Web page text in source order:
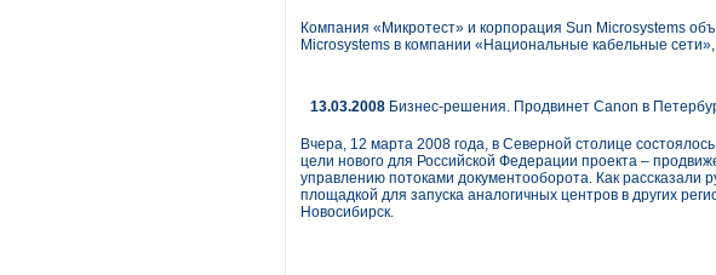
Компания «Микротест» и корпорация Sun Microsystems
Microsystems в компании «Национальные кабельные
13.03.2008 Бизнес-решения. Продвинет Canon в
Вчера, 12 марта 2008 года, в Северной столице
цели нового для Российской Федерации проекта –
управлению потоками документооборота. Как рассказали
площадкой для запуска аналогичных центров в других
Новосибирск.